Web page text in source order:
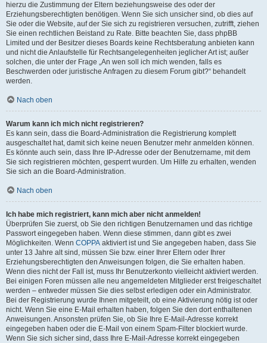
hierzu die Zustimmung der Eltern beziehungsweise des oder der
Erziehungsberechtigten benötigen. Wenn Sie sich unsicher sind, ob dies auf
Sie oder die Website, auf der Sie sich zu registrieren versuchen, zutrifft, ziehen
Sie einen rechtlichen Beistand zu Rate. Bitte beachten Sie, dass phpBB
Limited und der Besitzer dieses Boards keine Rechtsberatung anbieten kann
und nicht die Anlaufstelle für Rechtsangelegenheiten jeglicher Art ist; außer
solchen, die unter der Frage „An wen soll ich mich wenden, falls es
Beschwerden oder juristische Anfragen zu diesem Forum gibt?“ behandelt
werden.
Nach oben
Warum kann ich mich nicht registrieren?
Es kann sein, dass die Board-Administration die Registrierung komplett
ausgeschaltet hat, damit sich keine neuen Benutzer mehr anmelden können.
Es könnte auch sein, dass Ihre IP-Adresse oder der Benutzername, mit dem
Sie sich registrieren möchten, gesperrt wurden. Um Hilfe zu erhalten, wenden
Sie sich an die Board-Administration.
Nach oben
Ich habe mich registriert, kann mich aber nicht anmelden!
Überprüfen Sie zuerst, ob Sie den richtigen Benutzernamen und das richtige
Passwort eingegeben haben. Wenn diese stimmen, dann gibt es zwei
Möglichkeiten. Wenn COPPA aktiviert ist und Sie angegeben haben, dass Sie
unter 13 Jahre alt sind, müssen Sie bzw. einer Ihrer Eltern oder Ihrer
Erziehungsberechtigten den Anweisungen folgen, die Sie erhalten haben.
Wenn dies nicht der Fall ist, muss Ihr Benutzerkonto vielleicht aktiviert werden.
Bei einigen Foren müssen alle neu angemeldeten Mitglieder erst freigeschaltet
werden – entweder müssen Sie dies selbst erledigen oder ein Administrator.
Bei der Registrierung wurde Ihnen mitgeteilt, ob eine Aktivierung nötig ist oder
nicht. Wenn Sie eine E-Mail erhalten haben, folgen Sie den dort enthaltenen
Anweisungen. Ansonsten prüfen Sie, ob Sie Ihre E-Mail-Adresse korrekt
eingegeben haben oder die E-Mail von einem Spam-Filter blockiert wurde.
Wenn Sie sich sicher sind, dass Ihre E-Mail-Adresse korrekt eingegeben